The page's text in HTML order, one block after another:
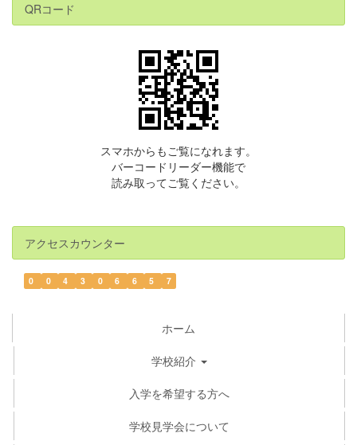
QRコード
スマホからもご覧になれます。
バーコードリーダー機能で
読み取ってご覧ください。
アクセスカウンター
0 0 4 3 0 6 6 5 7
ホーム
学校紹介
入学を希望する方へ
学校見学会について